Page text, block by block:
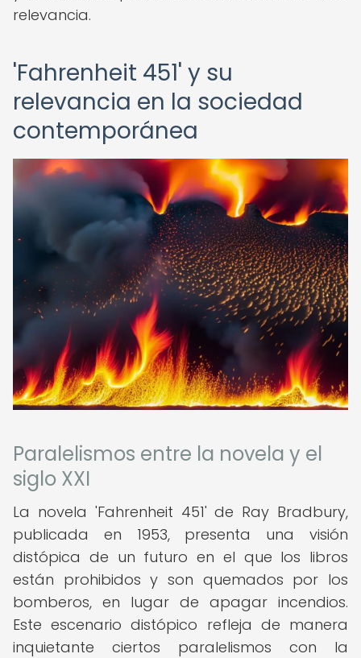
relevancia.
'Fahrenheit 451' y su
relevancia en la sociedad
contemporánea
Paralelismos entre la novela y el
siglo XXI
La novela 'Fahrenheit 451' de Ray Bradbury,
publicada en 1953, presenta una visión
distópica de un futuro en el que los libros
están prohibidos y son quemados por los
bomberos, en lugar de apagar incendios.
Este escenario distópico refleja de manera
inquietante ciertos paralelismos con la